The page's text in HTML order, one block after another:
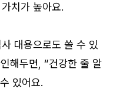
치가 높아요.
대용으로도 쓸 수 있
해두면, “건강한 줄 알
있어요.